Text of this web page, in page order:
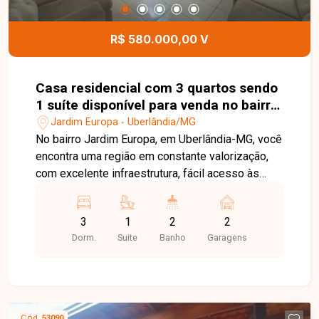
R$ 580.000,00 V
Casa residencial com 3 quartos sendo
1 suíte disponível para venda no bairro
Jardim Europa em Uberlândia-MG
Jardim Europa - Uberlândia/MG
No bairro Jardim Europa, em Uberlândia-MG, você
encontra uma região em constante valorização,
com excelente infraestrutura, fácil acesso às
supermercados, escolas, farmácias e diversos
comércios, proporcionando praticidade e
qualidade de vida. Casa disponível para venda
serviço e 2 vagas de garagem. O imóvel oferece
3
Dorm.
1
Suite
2
Banho
2
Garagens